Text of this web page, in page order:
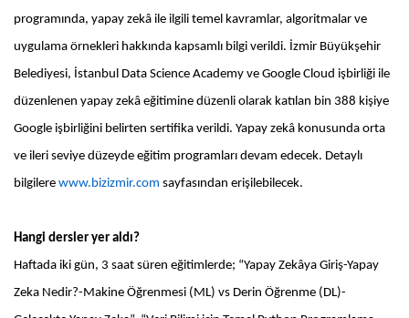
programında, yapay zekâ ile ilgili temel kavramlar, algoritmalar ve
uygulama örnekleri hakkında kapsamlı bilgi verildi. İzmir Büyükşehir
Belediyesi, İstanbul Data Science Academy ve Google Cloud işbirliği ile
düzenlenen yapay zekâ eğitimine düzenli olarak katılan bin 388 kişiye
Google işbirliğini belirten sertifika verildi. Yapay zekâ konusunda orta
ve ileri seviye düzeyde eğitim programları devam edecek. Detaylı
bilgilere www.bizizmir.com sayfasından erişilebilecek.
Hangi dersler yer aldı?
Haftada iki gün, 3 saat süren eğitimlerde; “Yapay Zekâya Giriş-Yapay
Zeka Nedir?-Makine Öğrenmesi (ML) vs Derin Öğrenme (DL)-